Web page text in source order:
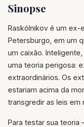
Sinopse
Raskólnikov é um ex-
Petersburgo, em um
um caixão.
uma teoria perigosa:
extraordinários. Os
estariam acima da
transgredir as leis em
Para testar sua